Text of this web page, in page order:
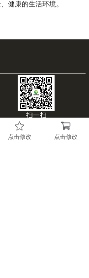
健康的生活环境。
扫一扫
随时关注X-GAS最新资
讯！
地麓天路8号
点击修改 点击修改